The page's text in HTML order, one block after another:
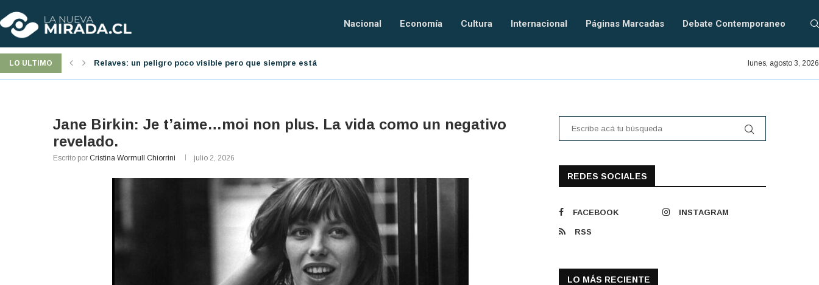
Nacional Economía Cultura Internacional Páginas Marcadas Debate Contemporaneo
LO ULTIMO
presente Jornada laboral: una nueva reforma pro-empresarial En defensa del PRAIS.
lunes, agosto 3, 2026
Jane Birkin: Je t’aime…moi non plus. La vida como un negativo
revelado.
Escrito por Cristina Wormull Chiorrini julio 2, 2026
REDES SOCIALES
FACEBOOK INSTAGRAM
RSS
LO MÁS RECIENTE